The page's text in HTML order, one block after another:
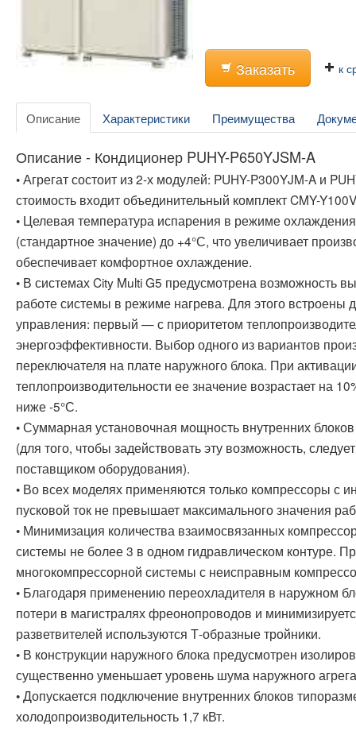
Заказать к
Описание Характеристики Преимущества
Описание - Кондиционер PUHY-P650YJSM-A
• Агрегат состоит из 2-х модулей: PUHY-P300YJM-A и
стоимость входит объединительный комплект CMY-
• Целевая температура испарения в режиме
(стандартное значение) до +4°С, что увеличивает
обеспечивает комфортное охлаждение.
• В системах City Multi G5 предусмотрена возможность
работе системы в режиме нагрева. Для этого встроены
управления: первый — с приоритетом
энергоэффективности. Выбор одного из вариантов
переключателя на плате наружного блока. При
теплопроизводительности ее значение возрастает на
ниже -5°С.
• Суммарная установочная мощность внутренних
(для того, чтобы задействовать эту возможность,
поставщиком оборудования).
• Во всех моделях применяются только компрессоры с
пусковой ток не превышает максимального значения
• Минимизация количества взаимосвязанных
системы не более 3 в одном гидравлическом контуре.
многокомпрессорной системы с неисправным
• Благодаря применению переохладителя в наружном
потери в магистралях фреонопроводов и
разветвителей используются Т-образные тройники.
• В конструкции наружного блока предусмотрен
существенно уменьшает уровень шума наружного
• Допускается подключение внутренних блоков
холодопроизводительность 1,7 кВт.